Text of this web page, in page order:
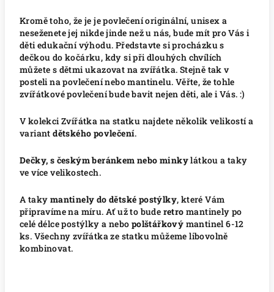
Kromě toho, že je je povlečení originální, unisex a
neseženete jej nikde jinde než u nás, bude mít pro Vás i
děti edukační výhodu. Představte si procházku s
dečkou do kočárku, kdy si při dlouhých chvílích
můžete s dětmi ukazovat na zvířátka. Stejně tak v
posteli na povlečení nebo mantinelu. Věřte, že tohle
zvířátkové povlečení bude bavit nejen děti, ale i Vás. :)
V kolekci Zvířátka na statku najdete několik velikostí a
variantdětského povlečení.
Dečky, s českým beránkem nebo minkylátkou a taky
ve více velikostech.
A taky mantinely do dětské postýlky, které Vám
připravíme na míru. Ať už to bude retro mantinely po
celé délce postýlky a nebo polštářkový mantinel 6-12
ks. Všechny zvířátka ze statku můžeme libovolně
kombinovat.